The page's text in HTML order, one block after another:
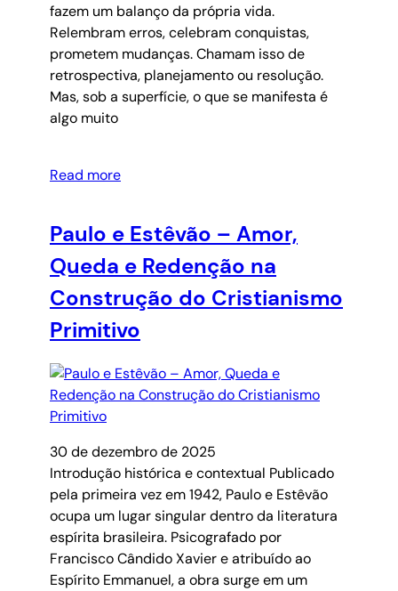
fazem um balanço da própria vida.
Relembram erros, celebram conquistas,
prometem mudanças. Chamam isso de
retrospectiva, planejamento ou resolução.
Mas, sob a superfície, o que se manifesta é
algo muito
Read more
Paulo e Estêvão – Amor,
Queda e Redenção na
Construção do Cristianismo
Primitivo
30 de dezembro de 2025
Introdução histórica e contextual Publicado
pela primeira vez em 1942, Paulo e Estêvão
ocupa um lugar singular dentro da literatura
espírita brasileira. Psicografado por
Francisco Cândido Xavier e atribuído ao
Espírito Emmanuel, a obra surge em um